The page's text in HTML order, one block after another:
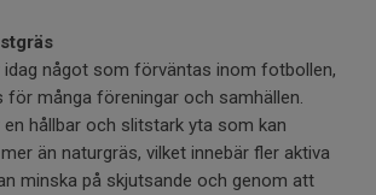
konstgräs
idag något som förväntas inom fotbollen,
för många föreningar och samhällen.
hållbar och slitstark yta som kan
än naturgräs, vilket innebär fler aktiva
minska på skjutsande och genom att